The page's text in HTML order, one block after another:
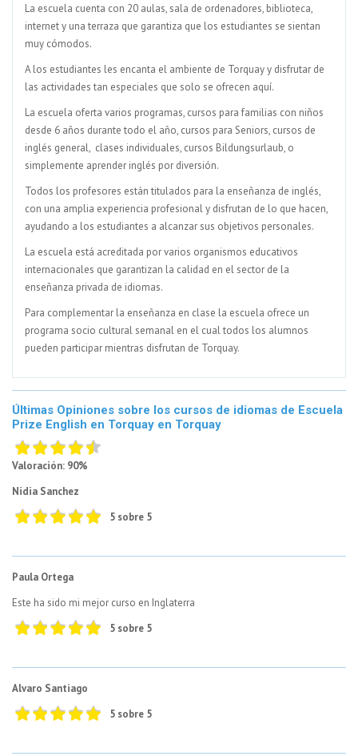
La escuela cuenta con 20 aulas, sala de ordenadores, biblioteca,
internet y una terraza que garantiza que los estudiantes se sientan
muy cómodos.
A los estudiantes les encanta el ambiente de Torquay y disfrutar de
las actividades tan especiales que solo se ofrecen aquí.
La escuela oferta varios programas, cursos para familias con niños
desde 6 años durante todo el año, cursos para Seniors, cursos de
inglés general, clases individuales, cursos Bildungsurlaub, o
simplemente aprender inglés por diversión.
Todos los profesores están titulados para la enseñanza de inglés,
con una amplia experiencia profesional y disfrutan de lo que hacen,
ayudando a los estudiantes a alcanzar sus objetivos personales.
La escuela está acreditada por varios organismos educativos
internacionales que garantizan la calidad en el sector de la
enseñanza privada de idiomas.
Para complementar la enseñanza en clase la escuela ofrece un
programa socio cultural semanal en el cual todos los alumnos
pueden participar mientras disfrutan de Torquay.
Últimas Opiniones sobre los cursos de idiomas de Escuela
Prize English en Torquay en Torquay
Valoración: 90%
Nidia Sanchez
5 sobre 5
Paula Ortega
Este ha sido mi mejor curso en Inglaterra
5 sobre 5
Alvaro Santiago
5 sobre 5